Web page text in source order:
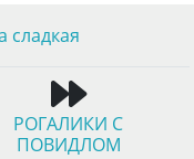
сладкая
РОГАЛИКИ С
ПОВИДЛОМ